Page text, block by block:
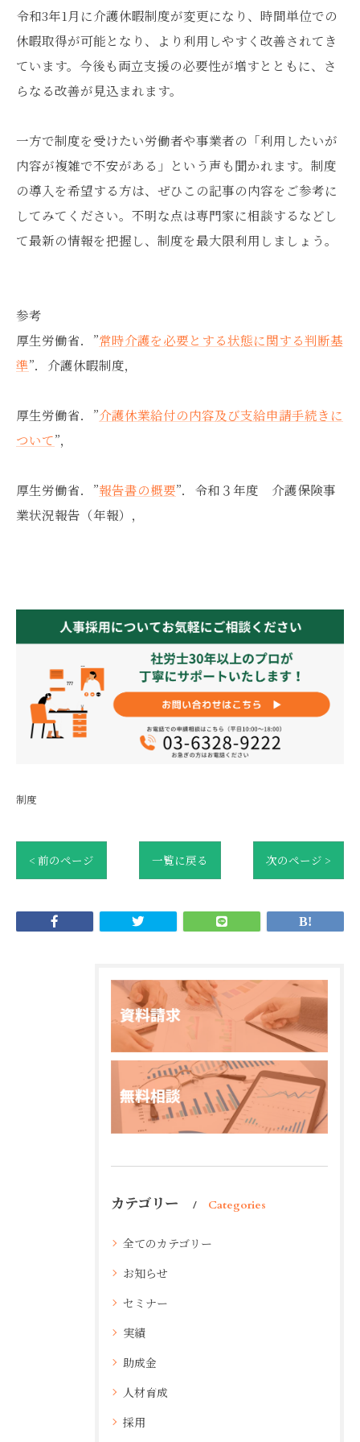
令和3年1月に介護休暇制度が変更になり、時間単位での
休暇取得が可能となり、より利用しやすく改善されてき
ています。今後も両立支援の必要性が増すとともに、さ
らなる改善が見込まれます。
一方で制度を受けたい労働者や事業者の「利用したいが
内容が複雑で不安がある」という声も聞かれます。制度
の導入を希望する方は、ぜひこの記事の内容をご参考に
してみてください。不明な点は専門家に相談するなどし
て最新の情報を把握し、制度を最大限利用しましょう。
参考
厚生労働省．”常時介護を必要とする状態に関する判断基
準”．介護休暇制度，
厚生労働省．”介護休業給付の内容及び支給申請手続きに
ついて”，
厚生労働省．”報告書の概要”．令和３年度 介護保険事
業状況報告（年報），
制度
< 前のページ 一覧に戻る 次のページ >
カテゴリー Categories
全てのカテゴリー
お知らせ
セミナー
実績
助成金
人材育成
採用